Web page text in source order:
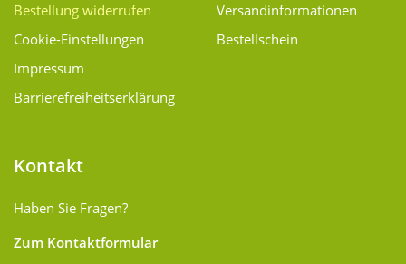
Bestellung widerrufen
Cookie-Einstellungen
Impressum
Barrierefreiheitserklärung
Versand­informationen
Bestellschein
Kontakt
Haben Sie Fragen?
Zum Kontaktformular